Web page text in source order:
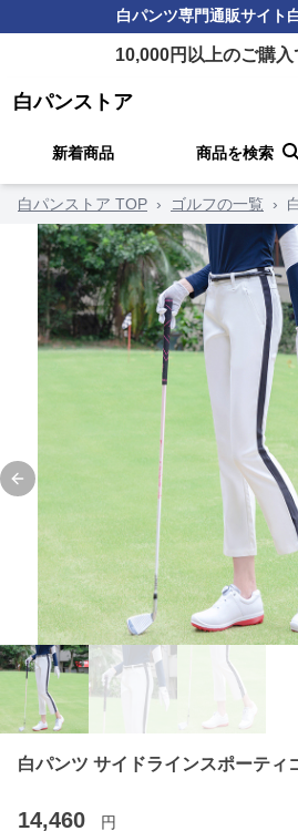
白パンツ専門通販サイト
10,000円以上のご購入
白パンストア
新着商品 商品を検索
白パンストア TOP › ゴルフの一覧 ›
Previous slide
白パンツ サイドラインスポーティ
14,460 円